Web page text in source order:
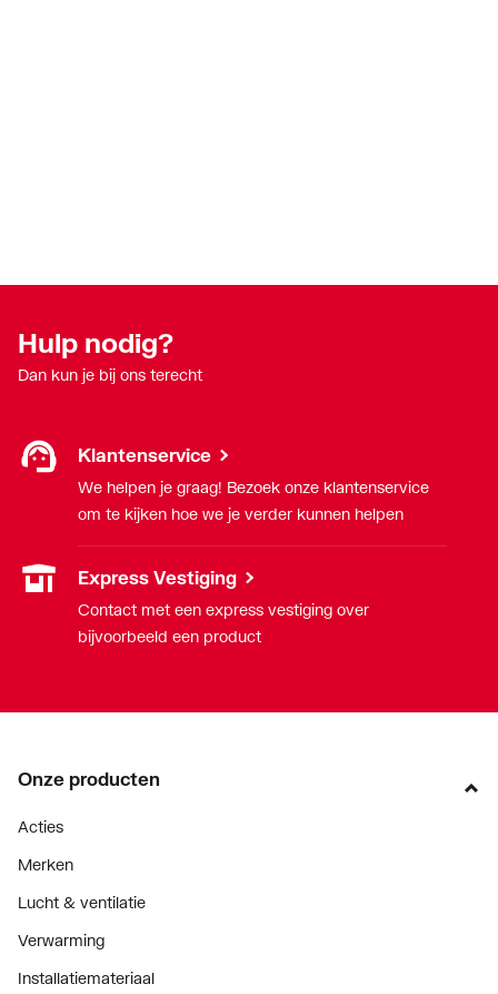
Hulp nodig?
Dan kun je bij ons terecht
Klantenservice
We helpen je graag! Bezoek onze klantenservice
om te kijken hoe we je verder kunnen helpen
Express Vestiging
Contact met een express vestiging over
bijvoorbeeld een product
Onze producten
Acties
Merken
Lucht & ventilatie
Verwarming
Installatiemateriaal